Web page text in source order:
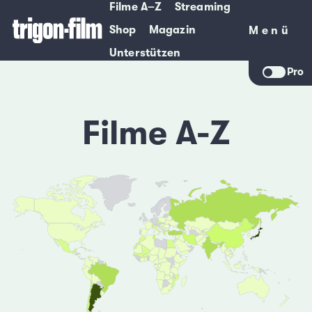
Filme A–Z
Streaming
Shop
Magazin
Unterstützen
Menü
Menü
Pro
Filme A-Z